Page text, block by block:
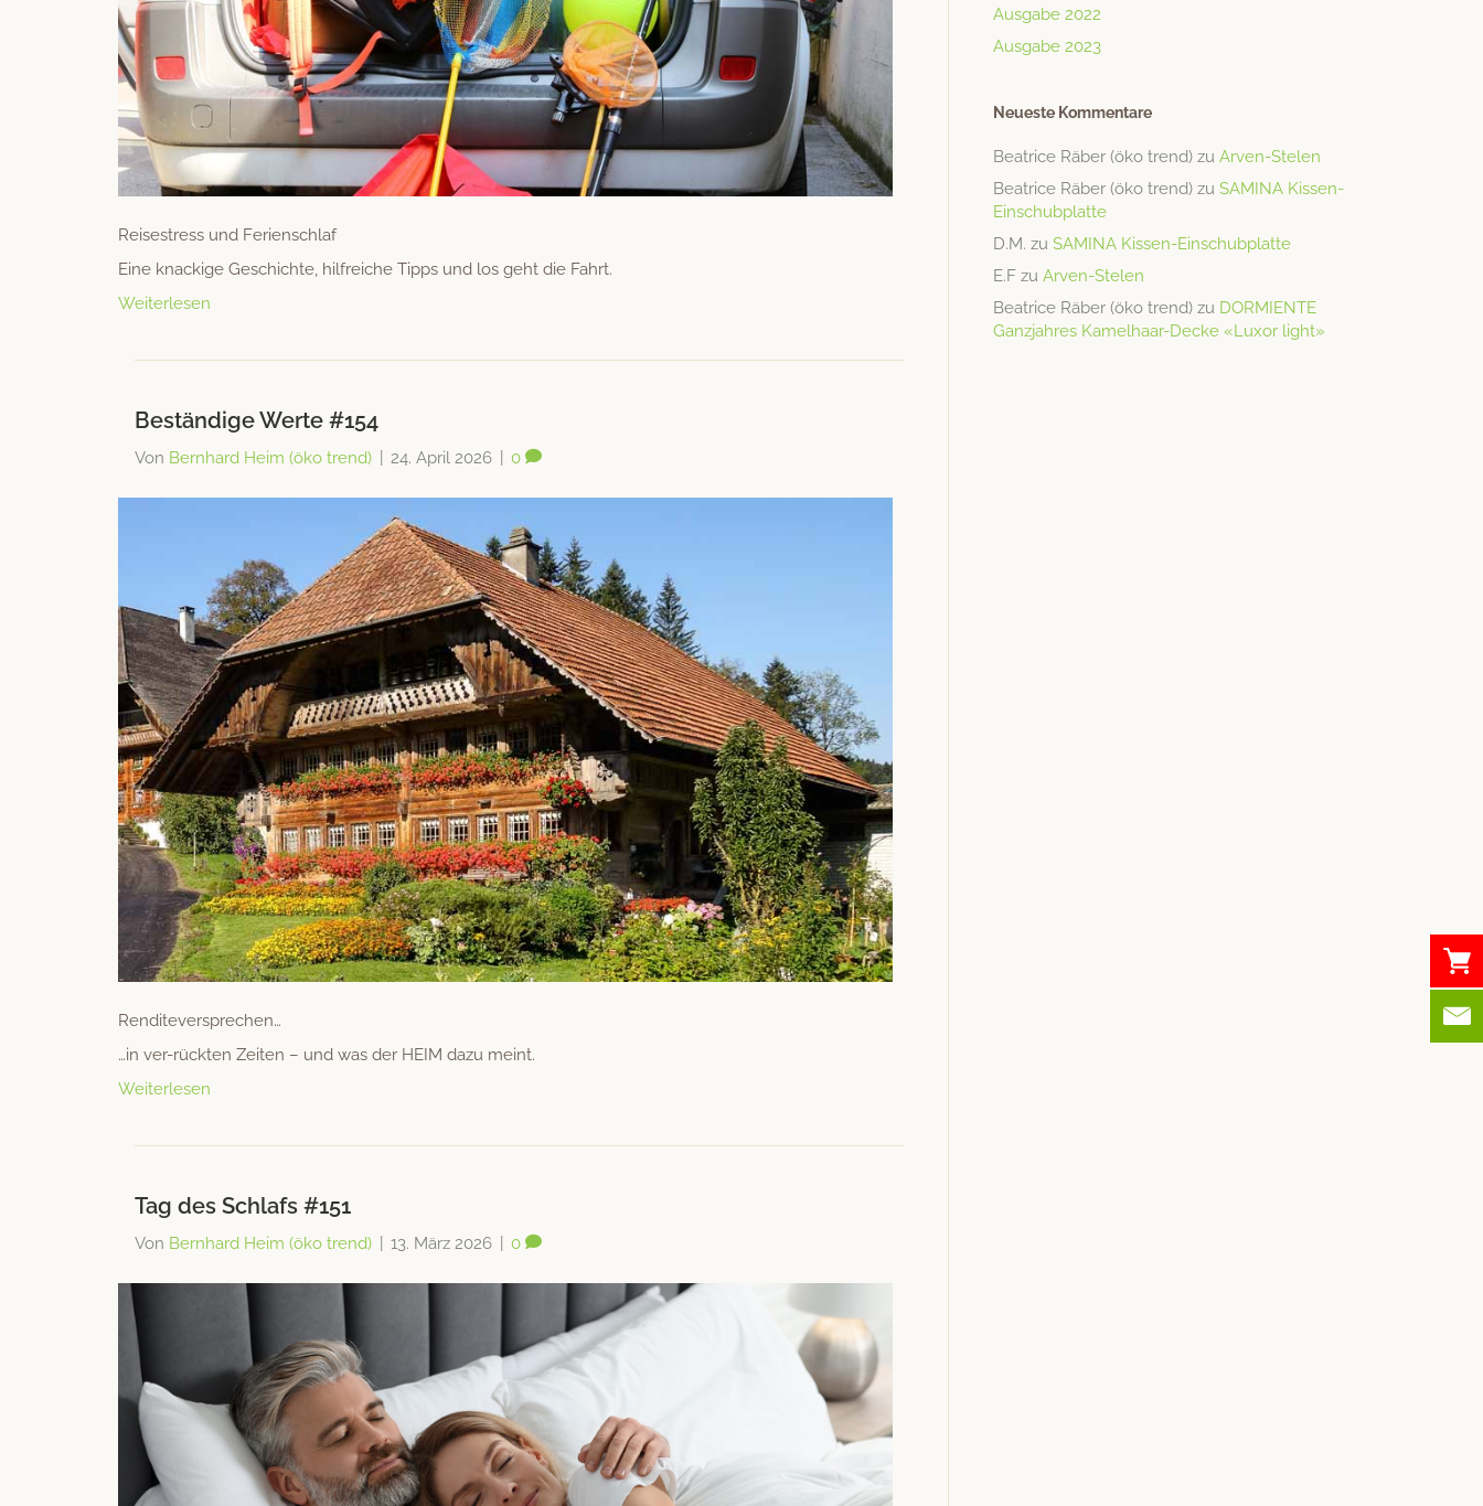
Reises­tress und Ferienschlaf
Eine knack­ige Geschichte, hil­fre­iche Tipps und los geht die Fahrt.
Weiterlesen
Beständige Werte #154
Von Bernhard Heim (öko trend) 24. April 2026 0
Ren­ditev­er­sprechen…
…in ver-rück­ten Zeit­en – und was der HEIM dazu meint.
Weiterlesen
Tag des Schlafs #151
Von Bernhard Heim (öko trend) 13. März 2026 0
Ausgabe 2022
Ausgabe 2023
Neueste Kommentare
Beatrice Räber (öko trend) zuArven-Stelen
Beatrice Räber (öko trend) zuSAMINA Kissen-
Einschubplatte
D.M. zuSAMINA Kissen-Einschubplatte
E.F zuArven-Stelen
Beatrice Räber (öko trend) zu DORMIENTE
Ganzjahres Kamelhaar-Decke «Luxor light»